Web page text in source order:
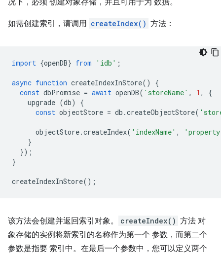
况下，必须 创建对象存储，并且可用于为 数据。
如需创建索引，请调用 createIndex() 方法：
import {openDB} from 'idb' ;
async function createIndexInStore()
{
const dbPromise = await openDB( 'storeName' , 1 ,
{
upgrade (db)
{
const objectStore = db .createObjectStore(
objectStore.createIndex( 'indexName' ,
}
});
}
createIndexInStore();
该方法会创建并返回索引对象。 createIndex() 方法 对
象存储的实例将新索引的名称作为第一个 参数，而第二个
参数是指要 索引中。在最后一个参数中，您可以定义两个